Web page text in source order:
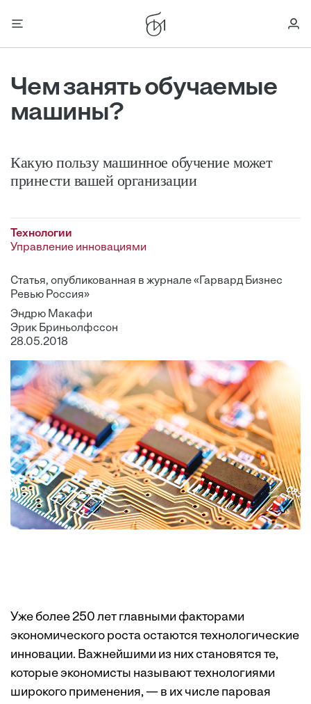
Чем занять обучаемые
машины?
Какую пользу машинное обучение может
принести вашей организации
Технологии
Управление инновациями
Статья, опубликованная в журнале «Гарвард Бизнес
Ревью Россия»
Эндрю Макафи
Эрик Бриньолфссон
28.05.2018
Уже более 250 лет главными факторами
экономического роста остаются технологические
инновации. Важнейшими из них становятся те,
которые экономисты называют технологиями
широкого применения, — в их числе паровая